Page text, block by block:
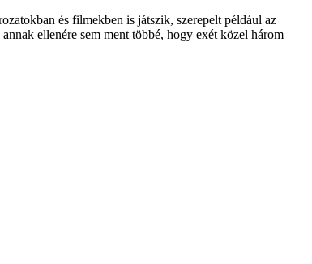
és filmekben is játszik, szerepelt például az
ellenére sem ment többé, hogy exét közel három